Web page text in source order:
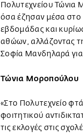
Πολυτεχνείου
όσα έζησαν μέσα στο
εβδομάδας και
αθώων, αλλάζοντας
Σοφία Μανδηλαρά
Τώνια Μοροπούλου
«Στο Πολυτεχνείο
φοιτητικού
τις εκλογές στις